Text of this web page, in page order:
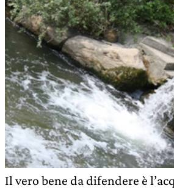
Il vero bene da difendere è